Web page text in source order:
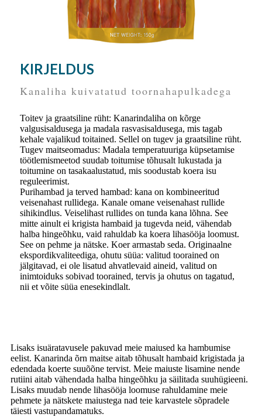
KIRJELDUS
Kanaliha kuivatatud toornahapulkadega
Toitev ja graatsiline rüht: Kanarindaliha on kõrge
valgusisaldusega ja madala rasvasisaldusega, mis tagab
kehale vajalikud toitained. Sellel on tugev ja graatsiline rüht.
Tugev maitseomadus: Madala temperatuuriga küpsetamise
töötlemismeetod suudab toitumise tõhusalt lukustada ja
toitumine on tasakaalustatud, mis soodustab koera isu
reguleerimist.
Purihambad ja terved hambad: kana on kombineeritud
veisenahast rullidega. Kanale omane veisenahast rullide
sihikindlus. Veiselihast rullides on tunda kana lõhna. See
mitte ainult ei krigista hambaid ja tugevda neid, vähendab
halba hingeõhku, vaid rahuldab ka koera lihasööja loomust.
See on pehme ja nätske. Koer armastab seda. Originaalne
ekspordikvaliteediga, ohutu süüa: valitud toorained on
jälgitavad, ei ole lisatud ahvatlevaid aineid, valitud on
inimtoiduks sobivad toorained, tervis ja ohutus on tagatud,
nii et võite süüa enesekindlalt.
Lisaks isuäratavusele pakuvad meie maiused ka hambumise
eelist. Kanarinda õrn maitse aitab tõhusalt hambaid krigistada ja
edendada koerte suuõõne tervist. Meie maiuste lisamine nende
rutiini aitab vähendada halba hingeõhku ja säilitada suuhügieeni.
Lisaks muudab nende lihasööja loomuse rahuldamine meie
pehmete ja nätskete maiustega nad teie karvastele sõpradele
täiesti vastupandamatuks.